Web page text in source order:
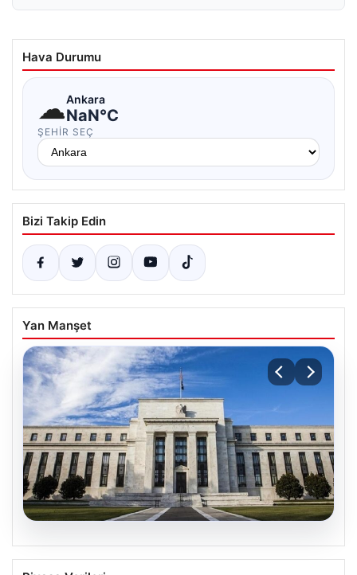
Hava Durumu
☁Ankara
NaN°C
ŞEHIR SEÇ
Bizi Takip Edin
Yan Manşet
07.08.2026
FED faiz kararı ne zaman, saat kaçta?